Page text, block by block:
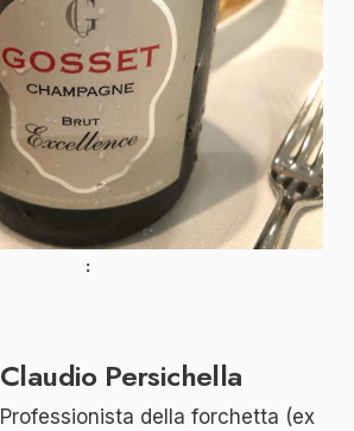
Claudio Persichella
Professionista della forchetta (ex